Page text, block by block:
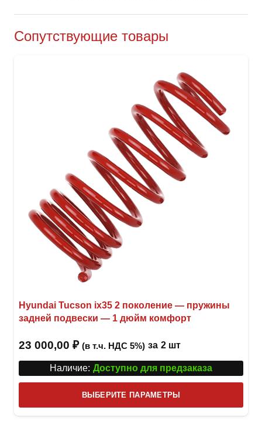
Сопутствующие товары
Hyundai Tucson ix35 2 поколение — пружины
задней подвески — 1 дюйм комфорт
23 000,00 ₽ (в т.ч. НДС 5%) за 2 шт
Наличие: Доступно для предзаказа
ВЫБЕРИТЕ ПАРАМЕТРЫ
товар